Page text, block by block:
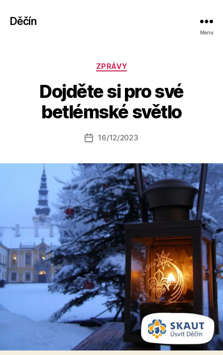
Děčín
Menu
Rubriky
ZPRÁVY
Dojděte si pro své
betlémské světlo
Autor
příspěvku
u
o
a
s
o
Datum
16/12/2023